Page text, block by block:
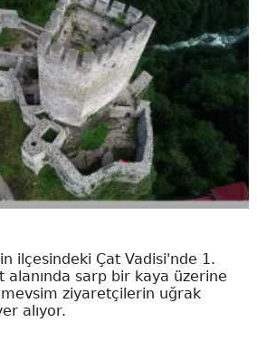
ilçesindeki Çat Vadisi'nde 1.
alanında sarp bir kaya üzerine
ziyaretçilerin uğrak
alıyor.